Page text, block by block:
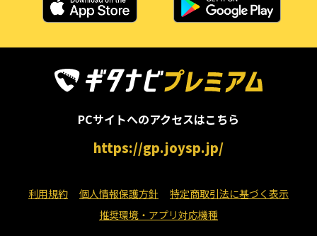
PCサイトへのアクセスはこちら
https://gp.joysp.jp/
利用規約 個人情報保護方針
特定商取引法に基づく表示
推奨環境・アプリ対応機種